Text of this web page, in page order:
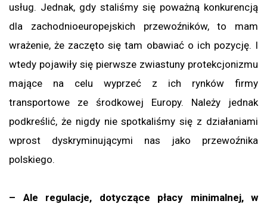
usług. Jednak, gdy staliśmy się poważną konkurencją
dla zachodnioeuropejskich przewoźników, to mam
wrażenie, że zaczęto się tam obawiać o ich pozycję. I
wtedy pojawiły się pierwsze zwiastuny protekcjonizmu
mające na celu wyprzeć z ich rynków firmy
transportowe ze środkowej Europy. Należy jednak
podkreślić, że nigdy nie spotkaliśmy się z działaniami
wprost dyskryminującymi nas jako przewoźnika
polskiego.
– Ale regulacje, dotyczące płacy minimalnej, w